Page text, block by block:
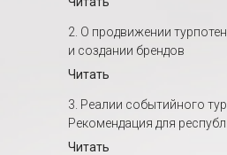
2. О продвижении
и создании брендов
3. Реалии событийного
Рекомендация для
Читать
Читать